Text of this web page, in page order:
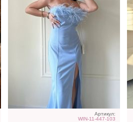
Артикул:
WIN-11-447-103
Длинное свадебное белое
пышное платье с
отрытыми плечами